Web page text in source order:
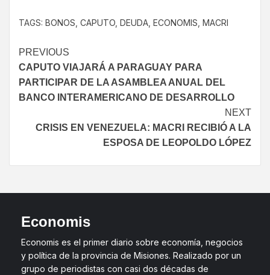
TAGS: BONOS CAPUTO DEUDA ECONOMIS MACRI
PREVIOUS
CAPUTO VIAJARÁ A PARAGUAY PARA
PARTICIPAR DE LA ASAMBLEA ANUAL DEL
BANCO INTERAMERICANO DE DESARROLLO
NEXT
CRISIS EN VENEZUELA: MACRI RECIBIÓ A LA
ESPOSA DE LEOPOLDO LÓPEZ
Economis
Economis es el primer diario sobre economía, negocios
y política de la provincia de Misiones. Realizado por un
grupo de periodistas con casi dos décadas de